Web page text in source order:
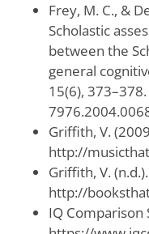
Frey, M. C., &
Scholastic
between the
general
15(6),
Griffith, V.
http://
Griffith, V.
http://
IQ Comparison